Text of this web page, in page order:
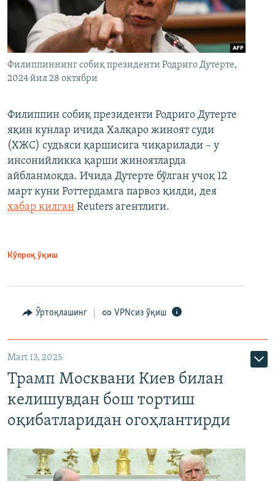
Филиппиннинг собиқ президенти Родриго Дутерте,
2024 йил 28 октябри
Филиппин собиқ президенти Родриго Дутерте
яқин кунлар ичида Халқаро жиноят суди
(ХЖС) судьяси қаршисига чиқарилади – у
инсонийликка қарши жиноятларда
айбланмоқда. Ичида Дутерте бўлган учоқ 12
март куни Роттердамга парвоз қилди, дея
хабар қилган Reuters агентлиги.
Кўпроқ ўқиш
Ўртоқлашинг VPNсиз ўқиш
Mart 13, 2025
Трамп Москвани Киев билан
келишувдан бош тортиш
оқибатларидан огоҳлантирди